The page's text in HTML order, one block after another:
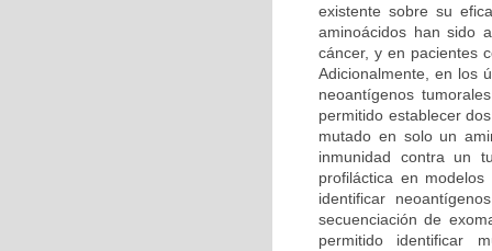
existente sobre su
aminoácidos han sido
cáncer, y en pacientes
Adicionalmente, en los
neoantígenos
permitido establecer
mutado en solo un
inmunidad contra un
profiláctica en
identificar
secuenciación de
permitido identificar